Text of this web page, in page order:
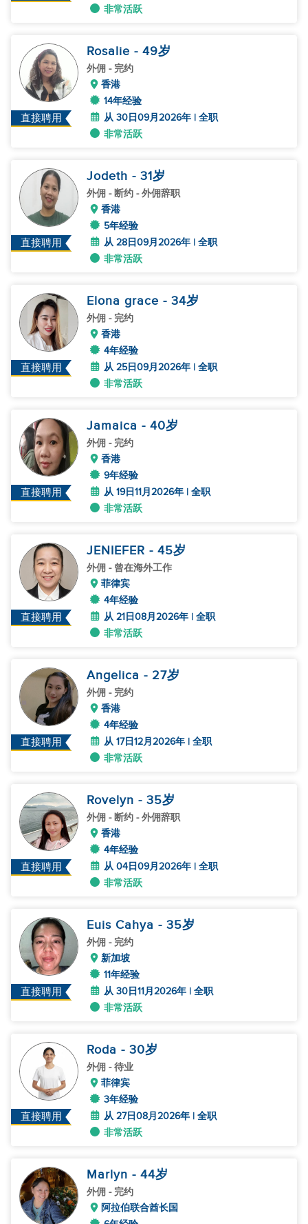
非常活跃
直接聘用
Rosalie - 49岁
外佣 - 完约
香港
14年经验
从 30日09月2026年 | 全职
非常活跃
直接聘用
Jodeth - 31岁
外佣 - 断约 - 外佣辞职
香港
5年经验
从 28日09月2026年 | 全职
非常活跃
直接聘用
Elona grace - 34岁
外佣 - 完约
香港
4年经验
从 25日09月2026年 | 全职
非常活跃
直接聘用
Jamaica - 40岁
外佣 - 完约
香港
9年经验
从 19日11月2026年 | 全职
非常活跃
直接聘用
JENIEFER - 45岁
外佣 - 曾在海外工作
菲律宾
4年经验
从 21日08月2026年 | 全职
非常活跃
直接聘用
Angelica - 27岁
外佣 - 完约
香港
4年经验
从 17日12月2026年 | 全职
非常活跃
直接聘用
Rovelyn - 35岁
外佣 - 断约 - 外佣辞职
香港
4年经验
从 04日09月2026年 | 全职
非常活跃
直接聘用
Euis Cahya - 35岁
外佣 - 完约
新加坡
11年经验
从 30日11月2026年 | 全职
非常活跃
直接聘用
Roda - 30岁
外佣 - 待业
菲律宾
3年经验
从 27日08月2026年 | 全职
非常活跃
Marlyn - 44岁
外佣 - 完约
阿拉伯联合酋长国